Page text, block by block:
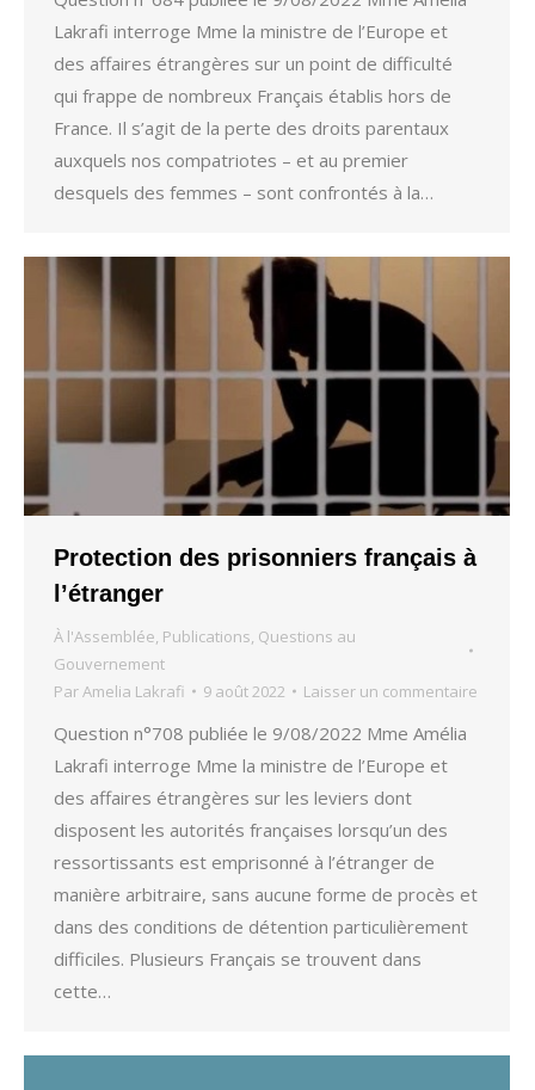
Lakrafi interroge Mme la ministre de l’Europe et
des affaires étrangères sur un point de difficulté
qui frappe de nombreux Français établis hors de
France. Il s’agit de la perte des droits parentaux
auxquels nos compatriotes – et au premier
desquels des femmes – sont confrontés à la…
Protection des prisonniers français à
l’étranger
À l'Assemblée, Publications, Questions au
Gouvernement
ParAmelia Lakrafi 9 août 2022 Laisser un commentaire
Question n°708 publiée le 9/08/2022 Mme Amélia
Lakrafi interroge Mme la ministre de l’Europe et
des affaires étrangères sur les leviers dont
disposent les autorités françaises lorsqu’un des
ressortissants est emprisonné à l’étranger de
manière arbitraire, sans aucune forme de procès et
dans des conditions de détention particulièrement
difficiles. Plusieurs Français se trouvent dans
cette…